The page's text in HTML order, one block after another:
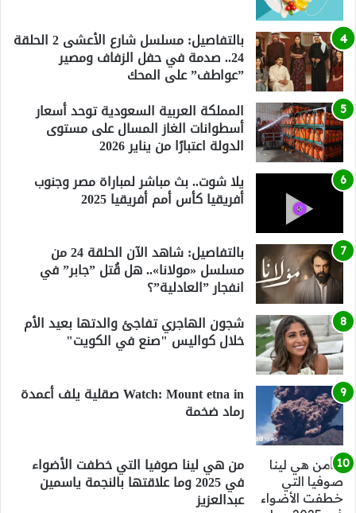
بالتفاصيل: مسلسل شارع الأعشى 2 الحلقة
24.. صدمة في حفل الزفاف ومصير
”عواطف” على المحك
المملكة العربية السعودية توحد أسعار
أسطوانات الغاز المسال على مستوى
الدولة اعتبارًا من يناير 2026
يلا شوت.. بث مباشر لمباراة مصر وجنوب
أفريقيا كأس أمم أفريقيا 2025
بالتفاصيل: شاهد الآن الحلقة 24 من
مسلسل «مولانا».. هل قُتل ”جابر” في
انفجار ”العادلية”؟
شجون الهاجري تفاجئ والدتها بعيد الأم
خلال كواليس "صنع في الكويت"
Watch: Mount etna in صقلية يلف أعمدة
رماد ضخمة
من هي لينا صوفيا التي خطفت الأضواء
في 2025 وما علاقتها بالنجمة ياسمين
عبدالعزيز